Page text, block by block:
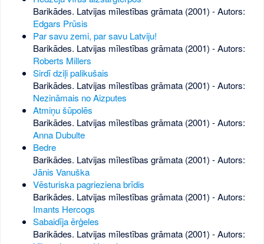
Barikādes. Latvijas mīlestības grāmata (2001) - Autors:
Edgars Prūsis
Par savu zemi, par savu Latviju!
Barikādes. Latvijas mīlestības grāmata (2001) - Autors:
Roberts Millers
Sirdī dziļi palikušais
Barikādes. Latvijas mīlestības grāmata (2001) - Autors:
Nezināmais no Aizputes
Atmiņu šūpolēs
Barikādes. Latvijas mīlestības grāmata (2001) - Autors:
Anna Dubulte
Bedre
Barikādes. Latvijas mīlestības grāmata (2001) - Autors:
Jānis Vanuška
Vēsturiska pagrieziena brīdis
Barikādes. Latvijas mīlestības grāmata (2001) - Autors:
Imants Hercogs
Sabaidīja ērģeles
Barikādes. Latvijas mīlestības grāmata (2001) - Autors: